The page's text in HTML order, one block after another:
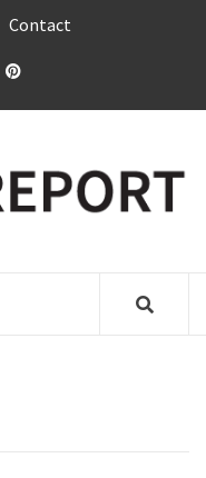
Contact
Pinterest